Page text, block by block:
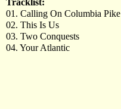
Tracklist:
01. Calling On Columbia Pike
02. This Is Us
03. Two Conquests
04. Your Atlantic